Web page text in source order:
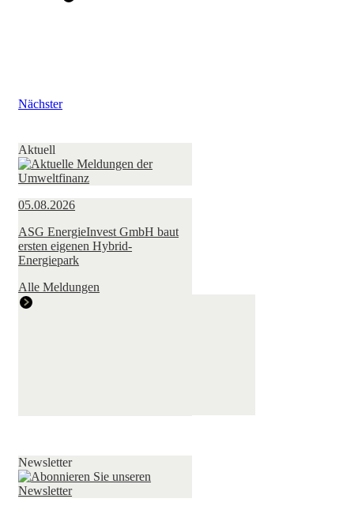
Nächster
Aktuell
05.08.2026
ASG EnergieInvest GmbH baut
ersten eigenen Hybrid-
Energiepark
Alle Meldungen
Newsletter